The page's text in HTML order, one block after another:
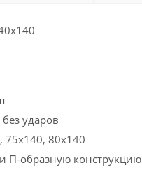
ударов
75x140, 80x140
П-образную конструкцию